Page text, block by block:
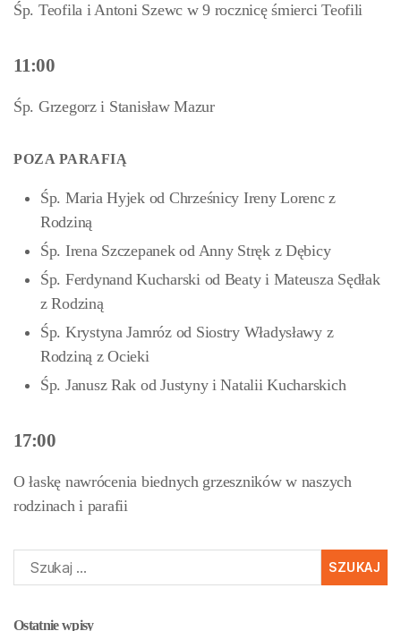
Śp. Teofila i Antoni Szewc w 9 rocznicę śmierci Teofili
11:00
Śp. Grzegorz i Stanisław Mazur
POZA PARAFIĄ
Śp. Maria Hyjek od Chrześnicy Ireny Lorenc z
Rodziną
Śp. Irena Szczepanek od Anny Stręk z Dębicy
Śp. Ferdynand Kucharski od Beaty i Mateusza Sędłak
z Rodziną
Śp. Krystyna Jamróz od Siostry Władysławy z
Rodziną z Ocieki
Śp. Janusz Rak od Justyny i Natalii Kucharskich
17:00
O łaskę nawrócenia biednych grzeszników w naszych
rodzinach i parafii
Szukaj:
Ostatnie wpisy